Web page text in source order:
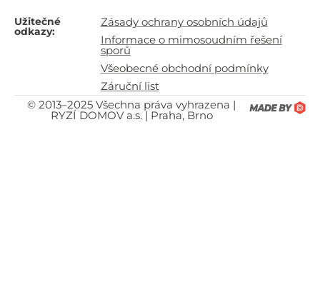
Užitečné
odkazy:
Zásady ochrany osobních údajů
Informace o mimosoudním řešení
sporů
Všeobecné obchodní podmínky
Záruční list
© 2013–2025 Všechna práva vyhrazena |
RYZÍ DOMOV a.s. | Praha, Brno